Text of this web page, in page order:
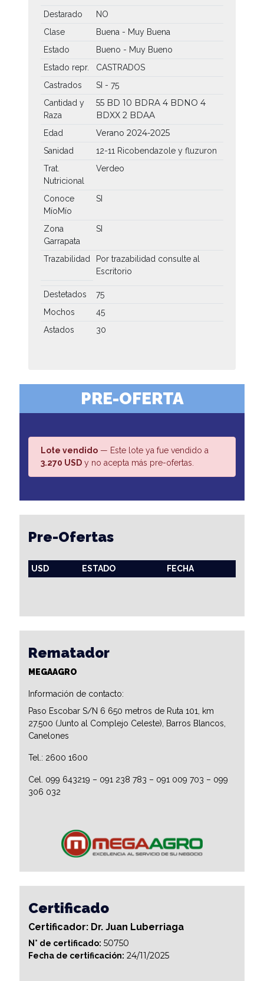
Destarado
NO
Clase
Buena - Muy Buena
Estado
Bueno - Muy Bueno
Estado repr.
CASTRADOS
Castrados
SI - 75
Cantidad y
Raza
55 BD 10 BDRA 4 BDNO 4
BDXX 2 BDAA
Edad Verano 2024-2025
Sanidad
12-11 Ricobendazole y fluzuron
Trat.
Nutricional
Verdeo
Conoce
MíoMío
SI
Zona
Garrapata
SI
Trazabilidad
Por trazabilidad consulte al
Escritorio
Destetados
75
Mochos
45
Astados
30
PRE-OFERTA
Lote vendido — Este lote ya fue vendido a
3.270 USD y no acepta más pre-ofertas.
Pre-Ofertas
USD ESTADO FECHA
Rematador
MEGAAGRO
Información de contacto:
Paso Escobar S/N 6 650 metros de Ruta 101, km
27.500 (Junto al Complejo Celeste), Barros Blancos,
Canelones
Tel.: 2600 1600
Cel. 099 643219 – 091 238 783 – 091 009 703 – 099
306 032
Certificado
Certificador: Dr. Juan Luberriaga
N° de certificado: 50750
Fecha de certificación: 24/11/2025